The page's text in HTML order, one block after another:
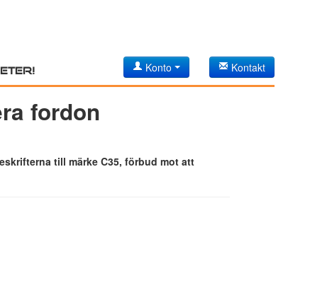
Konto Kontakt
fordon
till märke C35, förbud mot att